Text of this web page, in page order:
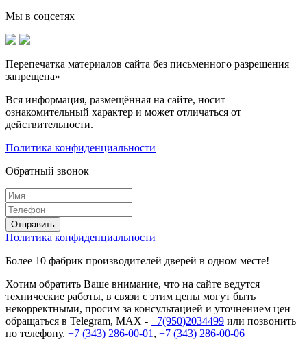
Мы в соцсетях
Перепечатка материалов сайта без письменного разрешения
запрещена»
Вся информация, размещённая на сайте, носит
ознакомительный характер и может отличаться от
действительности.
Политика конфиденциальности
Обратный звонок
Политика конфиденциальности
Более 10 фабрик производителей дверей в одном месте!
Хотим обратить Ваше внимание, что на сайте ведутся
технические работы, в связи с этим цены могут быть
некорректными, просим за консультацией и уточнением цен
обращаться в Telegram, MAX - +7(950)2034499 или позвонить
по телефону. +7 (343) 286-00-01 , +7 (343) 286-00-06